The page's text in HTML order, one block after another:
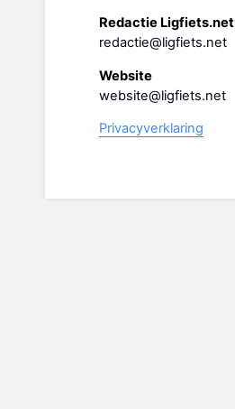
Redactie Ligfiets.net
redactie@ligfiets.net
Website
website@ligfiets.net
Privacyverklaring